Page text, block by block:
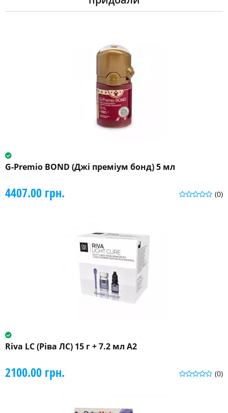
G-Premio BOND (Джі преміум бонд) 5 мл
(0)
4407.00 грн.
Riva LC (Ріва ЛС) 15 г + 7.2 мл A2
(0)
2100.00 грн.